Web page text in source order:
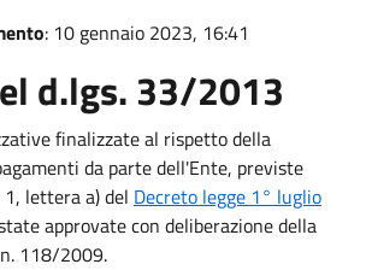
: 10 gennaio 2023, 16:41
d.lgs. 33/2013
finalizzate al rispetto della
da parte dell'Ente, previste
lettera a) del Decreto legge 1° luglio
approvate con deliberazione della
118/2009.